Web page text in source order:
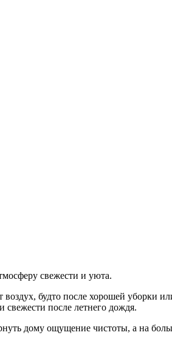
свежести и уюта.
будто после хорошей
свежести после летнего дождя.
дому ощущение чистоты, а на